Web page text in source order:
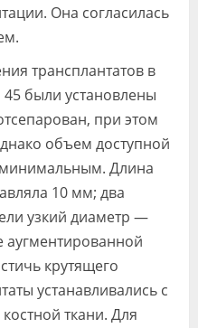
Она согласилась
трансплантатов в
45 были установлены
при этом
объем доступной
минимальным. Длина
10 мм; два
узкий диаметр —
крутящего
устанавливались с
ткани. Для